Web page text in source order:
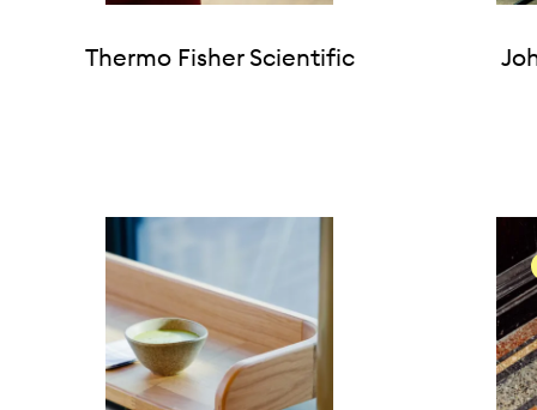
Thermo Fisher Scientific